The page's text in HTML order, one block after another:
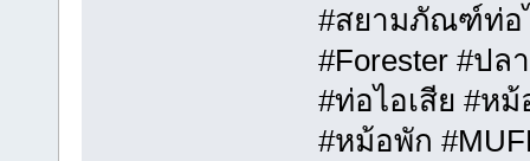
#สยามภัณฑ์ท่อไ
#Forester #ป
#ท่อไอเสีย #ห
#หม้อพัก